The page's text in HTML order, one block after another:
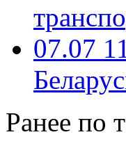
07.07
Ранее по